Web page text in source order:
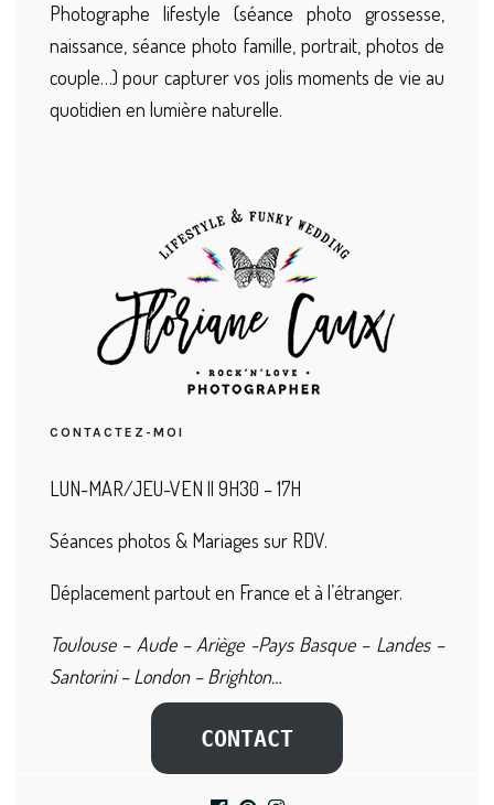
Photographe lifestyle (séance photo grossesse,
naissance, séance photo famille, portrait, photos de
couple…) pour capturer vos jolis moments de vie au
quotidien en lumière naturelle.
CONTACTEZ-MOI
LUN-MAR/JEU-VEN || 9H30 – 17H
Séances photos & Mariages sur RDV.
Déplacement partout en France et à l’étranger.
Toulouse – Aude – Ariège -Pays Basque – Landes –
Santorini – London – Brighton…
CONTACT